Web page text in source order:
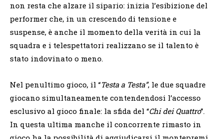
non resta che alzare il sipario: inizia l’esibizione del
performer che, in un crescendo di tensione e
suspense, è anche il momento della verità in cui la
squadra e i telespettatori realizzano se il talento è
stato indovinato o meno.
Nel penultimo gioco, il “Testa a Testa”, le due squadre
giocano simultaneamente contendendosi l’accesso
esclusivo al gioco finale: la sfida del “Chi dei Quattro”.
In questa ultima manche il concorrente rimasto in